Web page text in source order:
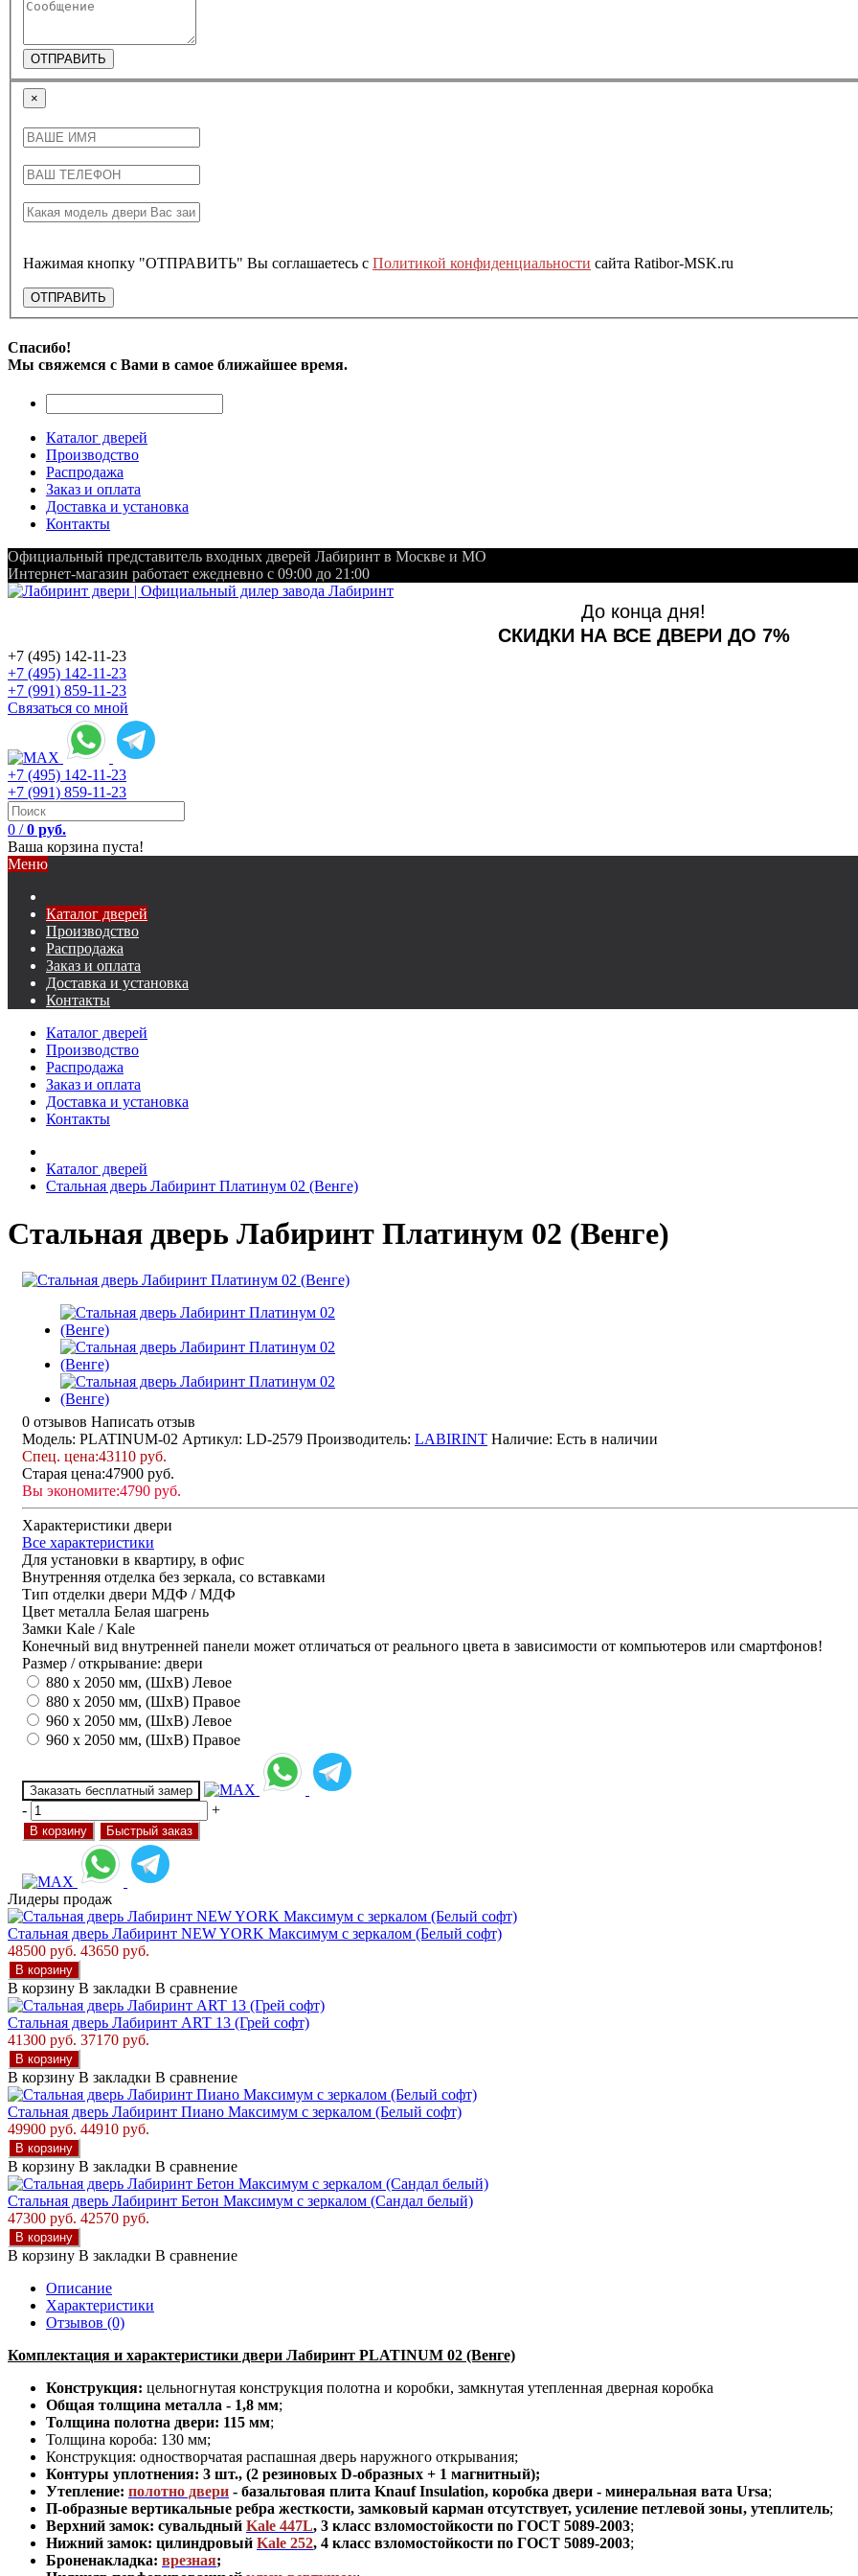
ОТПРАВИТЬ
×
Нажимая кнопку "ОТПРАВИТЬ" Вы соглашаетесь с Политикой конфиденциальности сайта Ratibor-MSK.ru
ОТПРАВИТЬ
Спасибо!
Мы свяжемся с Вами в самое ближайшее время.
Каталог дверей
Производство
Распродажа
Заказ и оплата
Доставка и установка
Контакты
Официальный представитель входных дверей Лабиринт в Москве и МО
Интернет-магазин работает ежедневно с 09:00 до 21:00
До конца дня!
СКИДКИ НА ВСЕ ДВЕРИ ДО 7%
+7 (495) 142-11-23
+7 (495) 142-11-23
+7 (991) 859-11-23
Связаться со мной
+7 (495) 142-11-23
+7 (991) 859-11-23
0 / 0 руб.
Ваша корзина пуста!
Меню
Каталог дверей
Производство
Распродажа
Заказ и оплата
Доставка и установка
Контакты
Каталог дверей
Производство
Распродажа
Заказ и оплата
Доставка и установка
Контакты
Каталог дверей
Стальная дверь Лабиринт Платинум 02 (Венге)
Стальная дверь Лабиринт Платинум 02 (Венге)
0 отзывов Написать отзыв
Модель: PLATINUM-02 Артикул: LD-2579 Производитель: LABIRINT Наличие: Есть в наличии
Спец. цена:43110 руб.
Старая цена:47900 руб.
Вы экономите:4790 руб.
Характеристики двери
Все характеристики
Для установки в квартиру, в офис
Внутренняя отделка без зеркала, со вставками
Тип отделки двери МДФ / МДФ
Цвет металла Белая шагрень
Замки Kale / Kale
Конечный вид внутренней панели может отличаться от реального цвета в зависимости от компьютеров или смартфонов!
Размер / открывание: двери
880 х 2050 мм, (ШхВ) Левое
880 х 2050 мм, (ШхВ) Правое
960 х 2050 мм, (ШхВ) Левое
960 х 2050 мм, (ШхВ) Правое
Заказать бесплатный замер
- +
В корзину Быстрый заказ
Лидеры продаж
Стальная дверь Лабиринт NEW YORK Максимум с зеркалом (Белый софт)
48500 руб. 43650 руб.
В корзину
В корзину В закладки В сравнение
Стальная дверь Лабиринт ART 13 (Грей софт)
41300 руб. 37170 руб.
В корзину
В корзину В закладки В сравнение
Стальная дверь Лабиринт Пиано Максимум с зеркалом (Белый софт)
49900 руб. 44910 руб.
В корзину
В корзину В закладки В сравнение
Стальная дверь Лабиринт Бетон Максимум с зеркалом (Сандал белый)
47300 руб. 42570 руб.
В корзину
В корзину В закладки В сравнение
Описание
Характеристики
Отзывов (0)
Комплектация и характеристики двери Лабиринт PLATINUM 02 (Венге)
Конструкция: цельногнутая конструкция полотна и коробки, замкнутая утепленная дверная коробка
Общая толщина металла - 1,8 мм;
Толщина полотна двери: 115 мм;
Толщина короба: 130 мм;
Конструкция: одностворчатая распашная дверь наружного открывания;
Контуры уплотнения: 3 шт., (2 резиновых D-образных + 1 магнитный);
Утепление: полотно двери - базальтовая плита Knauf Insulation, коробка двери - минеральная вата Ursa;
П-образные вертикальные ребра жесткости, замковый карман отсутствует, усиление петлевой зоны, утеплитель;
Верхний замок: сувальдный Kale 447L, 3 класс взломостойкости по ГОСТ 5089-2003;
Нижний замок: цилиндровый Kale 252, 4 класс взломостойкости по ГОСТ 5089-2003;
Броненакладка: врезная;